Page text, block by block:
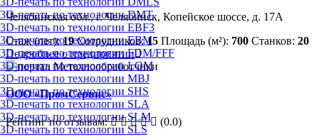
3D-печать по технологии DMT
3D-печать по технологии EBF3
3D-печать по технологии EBM
3D-печать по технологии FDM/FFF
3D-печать по технологии LOM
3D-печать по технологии MBJ
3D-печать по технологии SHS
3D-печать по технологии SLA
3D-печать по технологии SLM
3D-печать по технологии SLS
Челябинская обл., г. Челябинск, Копейское шоссе, д. 17А
Стаж (лет):19 Сотрудников:15 Площадь (м²): 700 Станков: 20
Подробнее о предприятии
ООО «ПромСервис»
Рейтинг по отзывам:
(0.0)